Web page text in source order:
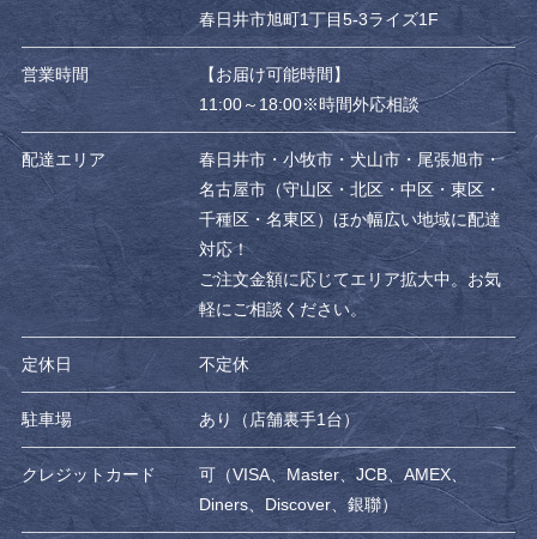
春日井市旭町1丁目5-3ライズ1F
営業時間
【お届け可能時間】
11:00～18:00※時間外応相談
配達エリア
春日井市・小牧市・犬山市・尾張旭市・
名古屋市（守山区・北区・中区・東区・
千種区・名東区）ほか幅広い地域に配達
対応！
ご注文金額に応じてエリア拡大中。お気
軽にご相談ください。
定休日 不定休
駐車場 あり（店舗裏手1台）
クレジットカード
可（VISA、Master、JCB、AMEX、
Diners、Discover、銀聯）